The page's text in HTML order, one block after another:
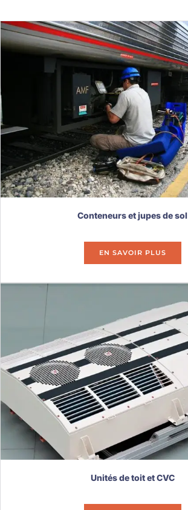
Conteneurs et jupes de sol
EN SAVOIR PLUS
Unités de toit et CVC